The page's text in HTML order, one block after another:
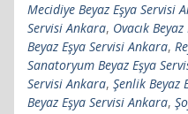
Mecidiye Beyaz Eşya Servisi
Servisi Ankara, Ovacık
Beyaz Eşya Servisi Ankara,
Sanatoryum Beyaz Eşya
Servisi Ankara, Şenlik Beyaz
Beyaz Eşya Servisi Ankara,